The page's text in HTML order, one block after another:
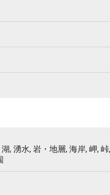
, 湧水, 岩・地層, 海岸, 岬,